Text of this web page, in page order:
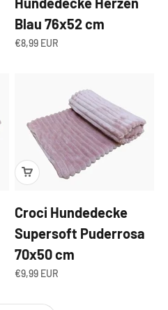
Blau 76x52 cm
Angebot
€8,99 EUR
Croci Hundedecke
Supersoft Puderrosa
70x50 cm
Angebot
€9,99 EUR